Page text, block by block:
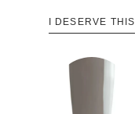
I DESERVE THIS